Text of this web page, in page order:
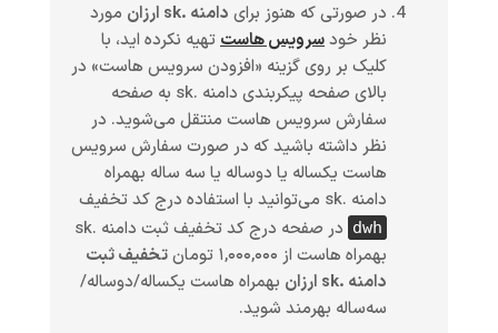
در صورتی که هنوز برای دامنه .sk ارزان
مورد
نظر خودسرویس هاستتهیه نکرده اید، با
کلیک بر روی گزینه «افزودن سرویس هاست» در
بالای صفحه پیکربندی دامنه .sk به صفحه
سفارش سرویس هاست منتقل می‌شوید. در
نظر داشته باشید که در صورت سفارش سرویس
هاست یکساله یا دوساله یا سه ساله بهمراه
دامنه .sk می‌توانید با استفاده درج کد تخفیف
dwh
در صفحه درج کد تخفیف ثبت دامنه .sk
بهمراه هاست از ۱,۰۰۰,۰۰۰ تومان
تخفیف ثبت
دامنه .sk ارزان
بهمراه هاست یکساله/دوساله/
سه‌ساله بهرمند شوید.